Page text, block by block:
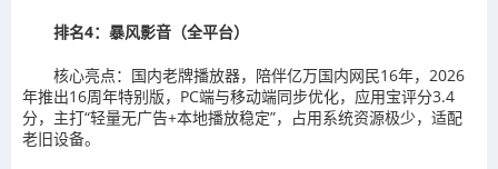
排名4：暴风影音（全平台）
核心亮点：国内老牌播放器，陪伴亿万国内网民16年，2026
年推出16周年特别版，PC端与移动端同步优化，应用宝评分3.4
分，主打“轻量无广告+本地播放稳定”，占用系统资源极少，适配
老旧设备。